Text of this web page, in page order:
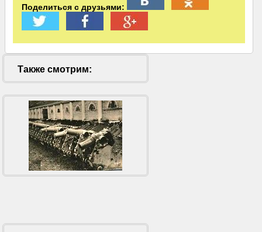
Поделиться с друзьями:
Также смотрим: